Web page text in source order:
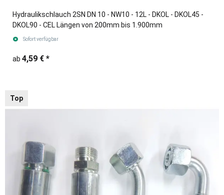
Hydraulikschlauch 2SN DN 10 - NW10 - 12L - DKOL - DKOL45 -
DKOL90 - CEL Längen von 200mm bis 1.900mm
Sofort verfügbar
ab 4,59 € *
Top